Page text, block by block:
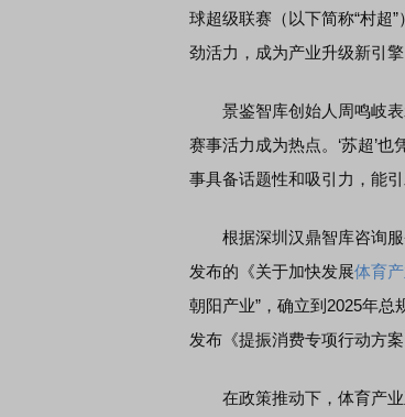
球超级联赛（以下简称“村超
劲活力，成为产业升级新引擎
景鉴智库创始人周鸣岐表
赛事活力成为热点。‘苏超’
事具备话题性和吸引力，能
根据深圳汉鼎智库咨询服
发布的《关于加快发展体育
朝阳产业”，确立到2025年总
发布《提振消费专项行动方
在政策推动下，体育产业